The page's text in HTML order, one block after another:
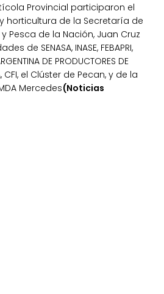
Provincial participaron el
horticultura de la Secretaría de
Pesca de la Nación, Juan Cruz
de SENASA, INASE, FEBAPRI,
DE PRODUCTORES DE
CFI, el Clúster de Pecan, y de la
Mercedes(Noticias